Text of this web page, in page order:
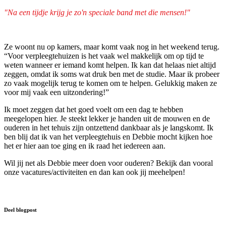
"Na een tijdje krijg je zo'n speciale band met die mensen!"
Ze woont nu op kamers, maar komt vaak nog in het weekend terug.
“Voor verpleegtehuizen is het vaak wel makkelijk om op tijd te
weten wanneer er iemand komt helpen. Ik kan dat helaas niet altijd
zeggen, omdat ik soms wat druk ben met de studie. Maar ik probeer
zo vaak mogelijk terug te komen om te helpen. Gelukkig maken ze
voor mij vaak een uitzondering!”
Ik moet zeggen dat het goed voelt om een dag te hebben
meegelopen hier. Je steekt lekker je handen uit de mouwen en de
ouderen in het tehuis zijn ontzettend dankbaar als je langskomt. Ik
ben blij dat ik van het verpleegtehuis en Debbie mocht kijken hoe
het er hier aan toe ging en ik raad het iedereen aan.
Wil jij net als Debbie meer doen voor ouderen? Bekijk dan vooral
onze vacatures/activiteiten en dan kan ook jij meehelpen!
Deel blogpost